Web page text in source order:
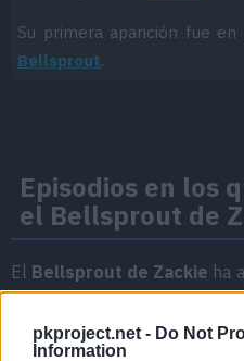
pkproject.net - Do Not
Information
Su primera aparición fue en
Bellsprout.
Episodios en los
el Bellsprout de
El Bellsprout de Zackie ha
Temporada 3